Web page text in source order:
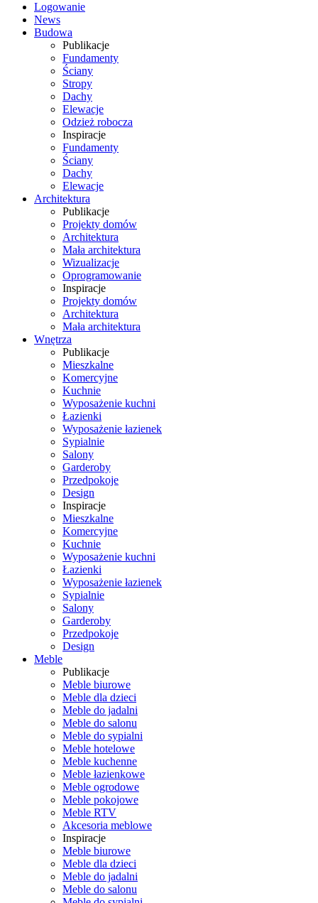
Logowanie
News
Budowa
Publikacje
Fundamenty
Ściany
Stropy
Dachy
Elewacje
Odzież robocza
Inspiracje
Fundamenty
Ściany
Dachy
Elewacje
Architektura
Publikacje
Projekty domów
Architektura
Mała architektura
Wizualizacje
Oprogramowanie
Inspiracje
Projekty domów
Architektura
Mała architektura
Wnętrza
Publikacje
Mieszkalne
Komercyjne
Kuchnie
Wyposażenie kuchni
Łazienki
Wyposażenie łazienek
Sypialnie
Salony
Garderoby
Przedpokoje
Design
Inspiracje
Mieszkalne
Komercyjne
Kuchnie
Wyposażenie kuchni
Łazienki
Wyposażenie łazienek
Sypialnie
Salony
Garderoby
Przedpokoje
Design
Meble
Publikacje
Meble biurowe
Meble dla dzieci
Meble do jadalni
Meble do salonu
Meble do sypialni
Meble hotelowe
Meble kuchenne
Meble łazienkowe
Meble ogrodowe
Meble pokojowe
Meble RTV
Akcesoria meblowe
Inspiracje
Meble biurowe
Meble dla dzieci
Meble do jadalni
Meble do salonu